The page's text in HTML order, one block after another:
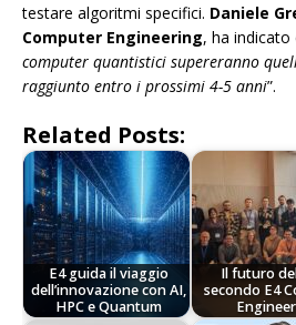
testare algoritmi specifici. Daniele
Computer Engineering, ha indicato
computer quantistici supereranno
raggiunto entro i prossimi 4-5 anni”.
Related Posts:
E4 guida il viaggio
dell’innovazione con AI,
HPC e Quantum
Il futuro
secondo E4